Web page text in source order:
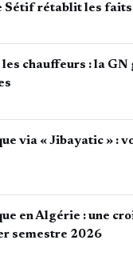
Sétif rétablit les faits
chauffeurs : la GN
via « Jibayatic » :
en Algérie : une
semestre 2026